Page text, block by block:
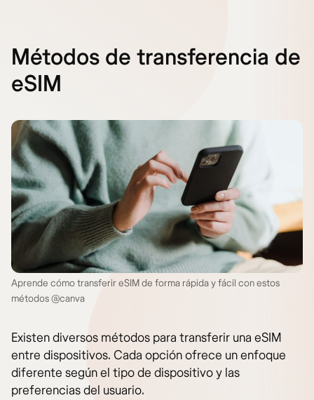
Métodos de transferencia de
eSIM
Aprende cómo transferir eSIM de forma rápida y fácil con estos
métodos @canva
Existen diversos métodos para transferir una eSIM
entre dispositivos. Cada opción ofrece un enfoque
diferente según el tipo de dispositivo y las
preferencias del usuario.